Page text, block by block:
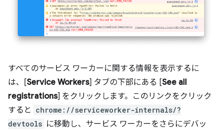
すべてのサービス ワーカーに関する情報を表示するに
は、[Service Workers] タブの下部にある [See all
registrations] をクリックします。このリンクをクリック
すると
chrome://serviceworker-internals/?
devtools に移動し、サービス ワーカーをさらにデバッ